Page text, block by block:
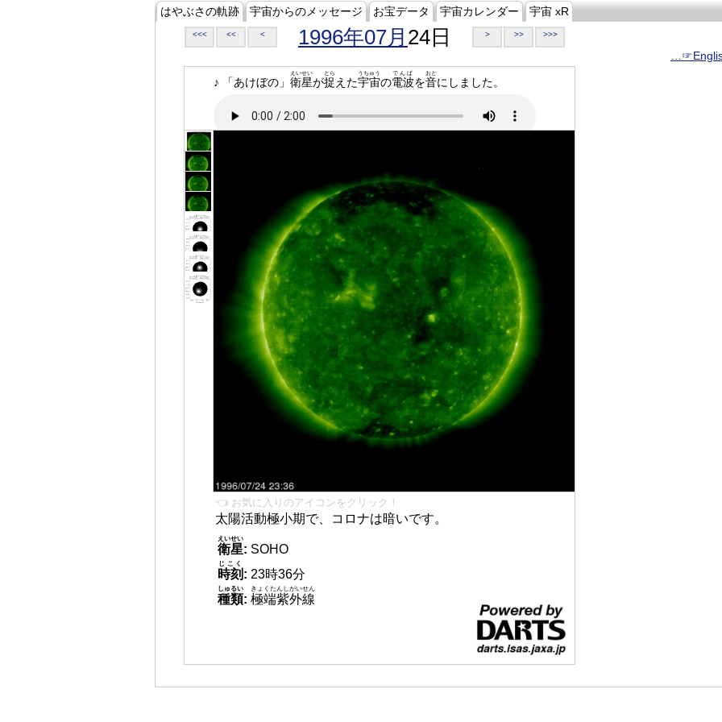
はやぶさの軌跡 宇宙からのメッセージ お宝データ 宇宙カレンダー 宇宙 xR
<<< << < 1996年07月 24日 > >> >>>
♪ 「あけぼの」 衛星
えいせい
が捉
とら
えた宇宙
うちゅう
の電波
でんぱ
を音
おと
にしました。
👈 お気に入りのアイコンをクリック！
太陽活動極小期で、コロナは暗いです。
衛星
えいせい
: SOHO
時刻
じこく
: 23時36分
種類
しゅるい
: 極端紫外線
きょくたんしがいせん